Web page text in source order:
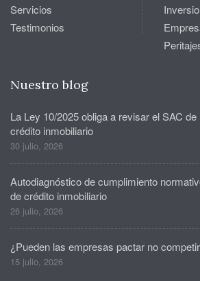
Servicios
Testimonios
Nuestro blog
La Ley 10/2025 obliga a revisar el SAC
crédito inmobiliario
30 julio, 2026
Autodiagnóstico de cumplimiento
de crédito inmobiliario
26 julio, 2026
¿Pueden las empresas pactar no
15 julio, 2026